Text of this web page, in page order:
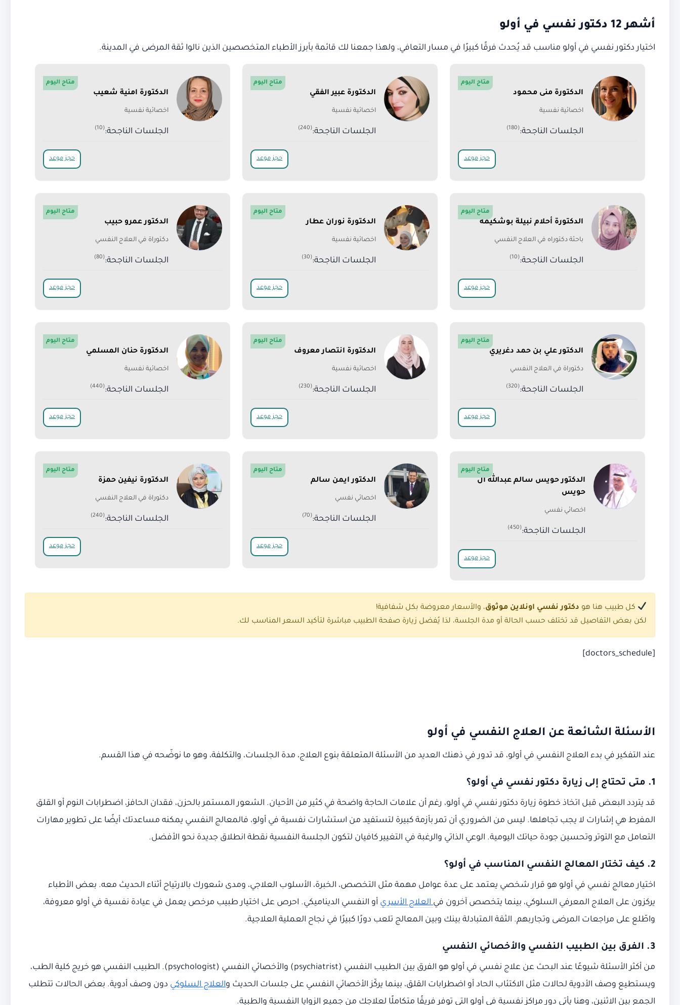
أشهر 12 دكتور نفسي في أولو
اختيار دكتور نفسي في أولو مناسب قد يُحدث فرقًا كبيرًا في مسار التعافي، ولهذا جمعنا لك قائمة بأبرز الأطباء المتخصصين الذين نالوا ثقة المرضى في المدينة.
الدكتورة منى محمود
اخصائية نفسية
الجلسات الناجحة:(180)
متاح اليوم
حجز موعد
الدكتورة عبير الفقي
اخصائية نفسية
الجلسات الناجحة:(240)
متاح اليوم
حجز موعد
الدكتورة امنية شعيب
اخصائية نفسية
الجلسات الناجحة:(10)
متاح اليوم
حجز موعد
الدكتورة أحلام نبيلة بوشكيمة
باحثة دكتوراه في العلاج النفسي
الجلسات الناجحة:(10)
متاح اليوم
حجز موعد
الدكتورة نوران عطار
اخصائية نفسية
الجلسات الناجحة:(30)
متاح اليوم
حجز موعد
الدكتور عمرو حبيب
دكتوراة في العلاج النفسي
الجلسات الناجحة:(80)
متاح اليوم
حجز موعد
الدكتور علي بن حمد دغريري
دكتوراة في العلاج النفسي
الجلسات الناجحة:(320)
متاح اليوم
حجز موعد
الدكتورة انتصار معروف
اخصائية نفسية
الجلسات الناجحة:(230)
متاح اليوم
حجز موعد
الدكتورة حنان المسلمي
اخصائية نفسية
الجلسات الناجحة:(440)
متاح اليوم
حجز موعد
الدكتور حويس سالم عبدالله ال
حويس
اخصائي نفسي
الجلسات الناجحة:(450)
متاح اليوم
حجز موعد
الدكتور ايمن سالم
اخصائي نفسي
الجلسات الناجحة:(70)
متاح اليوم
حجز موعد
الدكتورة نيفين حمزة
دكتوراة في العلاج النفسي
الجلسات الناجحة:(240)
متاح اليوم
حجز موعد
كل طبيب هنا هو دكتور نفسي اونلاين موثوق، والأسعار معروضة بكل شفافية!
لكن بعض التفاصيل قد تختلف حسب الحالة أو مدة الجلسة، لذا يُفضل زيارة صفحة الطبيب مباشرة لتأكيد السعر المناسب لك.
[doctors_schedule]
الأسئلة الشائعة عن العلاج النفسي في أولو
عند التفكير في بدء العلاج النفسي في أولو، قد تدور في ذهنك العديد من الأسئلة المتعلقة بنوع العلاج، مدة الجلسات، والتكلفة، وهو ما نوضّحه في هذا القسم.
1. متى تحتاج إلى زيارة دكتور نفسي في أولو؟
قد يتردد البعض قبل اتخاذ خطوة زيارة دكتور نفسي في أولو، رغم أن علامات الحاجة واضحة في كثير من الأحيان. الشعور المستمر بالحزن، فقدان الحافز، اضطرابات النوم أو القلق
المفرط هي إشارات لا يجب تجاهلها. ليس من الضروري أن تمر بأزمة كبيرة لتستفيد من استشارات نفسية في أولو، فالمعالج النفسي يمكنه مساعدتك أيضًا على تطوير مهارات
التعامل مع التوتر وتحسين جودة حياتك اليومية. الوعي الذاتي والرغبة في التغيير كافيان لتكون الجلسة النفسية نقطة انطلاق جديدة نحو الأفضل.
2. كيف تختار المعالج النفسي المناسب في أولو؟
اختيار معالج نفسي في أولو هو قرار شخصي يعتمد على عدة عوامل مهمة مثل التخصص، الخبرة، الأسلوب العلاجي، ومدى شعورك بالارتياح أثناء الحديث معه. بعض الأطباء
يركزون على العلاج المعرفي السلوكي، بينما يتخصص آخرون فيالعلاج الأسري أو النفسي الديناميكي. احرص على اختيار طبيب مرخص يعمل في عيادة نفسية في أولو معروفة،
واطّلع على مراجعات المرضى وتجاربهم. الثقة المتبادلة بينك وبين المعالج تلعب دورًا كبيرًا في نجاح العملية العلاجية.
3. الفرق بين الطبيب النفسي والأخصائي النفسي
من أكثر الأسئلة شيوعًا عند البحث عن علاج نفسي في أولو هو الفرق بين الطبيب النفسي (psychiatrist) والأخصائي النفسي (psychologist). الطبيب النفسي هو خريج كلية الطب،
ويستطيع وصف الأدوية لحالات مثل الاكتئاب الحاد أو اضطرابات القلق، بينما يركّز الأخصائي النفسي على جلسات الحديث والعلاج السلوكي دون وصف أدوية. بعض الحالات تتطلب
الجمع بين الاثنين، وهنا يأتي دور مراكز نفسية في أولو التي توفر فريقًا متكاملًا لعلاجك من جميع الزوايا النفسية والطبية.